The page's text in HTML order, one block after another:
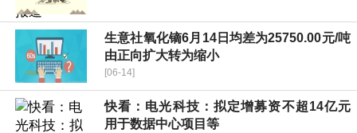
生意社氧化镝6月14日均差为25750.00元/吨
由正向扩大转为缩小
[06-14]
快看：电光科技：拟定增募资不超14亿元
用于数据中心项目等